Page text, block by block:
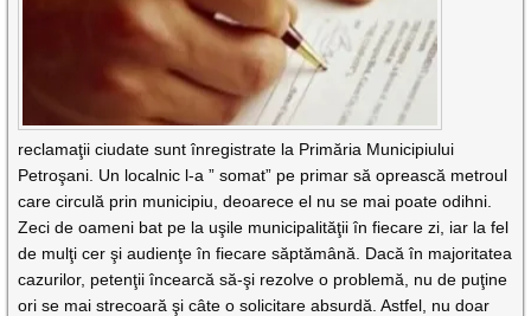
reclamaţii ciudate sunt înregistrate la Primăria Municipiului
Petroşani. Un localnic l-a ” somat” pe primar să oprească metroul
care circulă prin municipiu, deoarece el nu se mai poate odihni.
Zeci de oameni bat pe la uşile municipalităţii în fiecare zi, iar la fel
de mulţi cer şi audienţe în fiecare săptămână. Dacă în majoritatea
cazurilor, petenţii încearcă să-şi rezolve o problemă, nu de puţine
ori se mai strecoară şi câte o solicitare absurdă. Astfel, nu doar